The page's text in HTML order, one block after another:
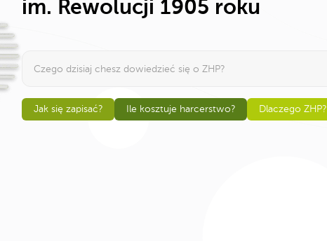
im. Rewolucji 1905 roku
Jak się zapisać? Ile kosztuje harcerstwo? Dlaczego ZHP?